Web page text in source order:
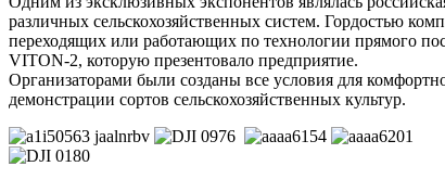
различных сельскохозяйственных систем. Гордостью
переходящих или работающих по технологии прямого
VITON-2, которую презентовало предприятие.
Организаторами были созданы все условия для
демонстрации сортов сельскохозяйственных культур.